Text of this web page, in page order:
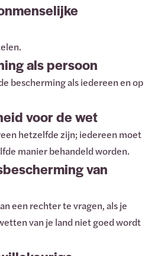
als persoon
bescherming als iedereen en op
voor de wet
hetzelfde zijn; iedereen moet
manier behandeld worden.
van
een rechter te vragen, als je
van je land niet goed wordt